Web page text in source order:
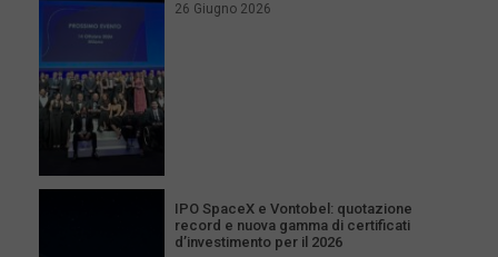
26 Giugno 2026
IPO SpaceX e Vontobel: quotazione
record e nuova gamma di certificati
d’investimento per il 2026